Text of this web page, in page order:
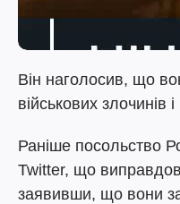
Він наголосив, що
військових злочинів
Раніше посольство
Twitter, що
заявивши, що вони